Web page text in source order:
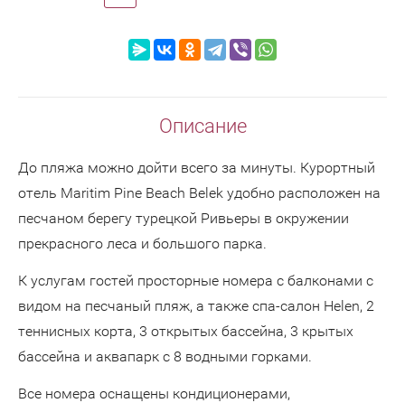
Описание
До пляжа можно дойти всего за минуты. Курортный
отель Maritim Pine Beach Belek удобно расположен на
песчаном берегу турецкой Ривьеры в окружении
прекрасного леса и большого парка.
К услугам гостей просторные номера с балконами с
видом на песчаный пляж, а также спа-салон Helen, 2
теннисных корта, 3 открытых бассейна, 3 крытых
бассейна и аквапарк с 8 водными горками.
Все номера оснащены кондиционерами,